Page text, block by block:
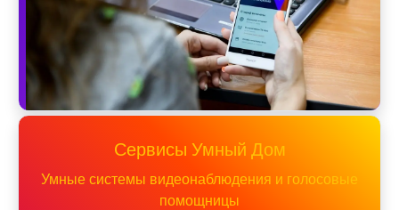
Сервисы Умный Дом
Умные системы видеонаблюдения и голосовые
помощницы